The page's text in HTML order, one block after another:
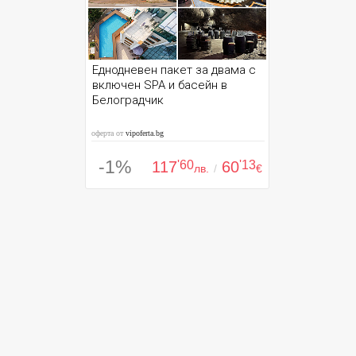
Еднодневен пакет за двама с
включен SPA и басейн в
Белоградчик
оферта отvipoferta.bg
-1% 117'60лв. / 60'13€